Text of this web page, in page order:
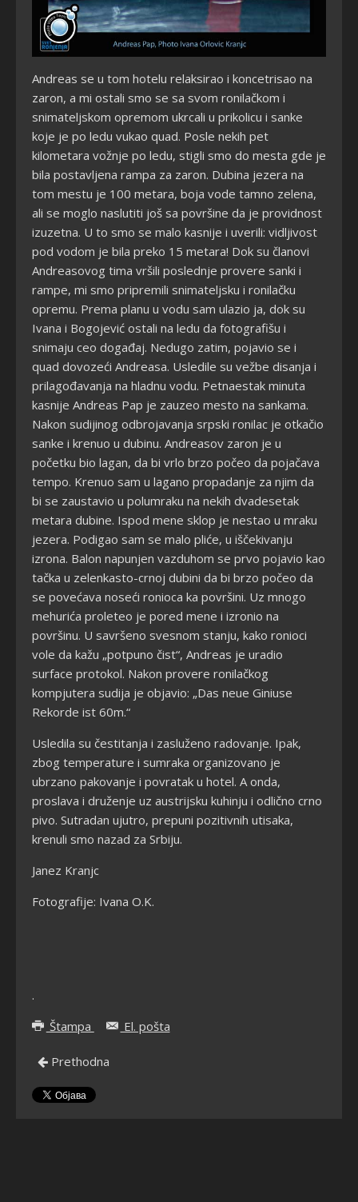
Andreas se u tom hotelu relaksirao i koncetrisao na
zaron, a mi ostali smo se sa svom ronilačkom i
snimateljskom opremom ukrcali u prikolicu i sanke
koje je po ledu vukao quad. Posle nekih pet
kilometara vožnje po ledu, stigli smo do mesta gde je
bila postavljena rampa za zaron. Dubina jezera na
tom mestu je 100 metara, boja vode tamno zelena,
ali se moglo naslutiti još sa površine da je providnost
izuzetna. U to smo se malo kasnije i uverili: vidljivost
pod vodom je bila preko 15 metara! Dok su članovi
Andreasovog tima vršili poslednje provere sanki i
rampe, mi smo pripremili snimateljsku i ronilačku
opremu. Prema planu u vodu sam ulazio ja, dok su
Ivana i Bogojević ostali na ledu da fotografišu i
snimaju ceo događaj. Nedugo zatim, pojavio se i
quad dovozeći Andreasa. Usledile su vežbe disanja i
prilagođavanja na hladnu vodu. Petnaestak minuta
kasnije Andreas Pap je zauzeo mesto na sankama.
Nakon sudijinog odbrojavanja srpski ronilac je otkačio
sanke i krenuo u dubinu. Andreasov zaron je u
početku bio lagan, da bi vrlo brzo počeo da pojačava
tempo. Krenuo sam u lagano propadanje za njim da
bi se zaustavio u polumraku na nekih dvadesetak
metara dubine. Ispod mene sklop je nestao u mraku
jezera. Podigao sam se malo pliće, u iščekivanju
izrona. Balon napunjen vazduhom se prvo pojavio kao
tačka u zelenkasto-crnoj dubini da bi brzo počeo da
se povećava noseći ronioca ka površini. Uz mnogo
mehurića proleteo je pored mene i izronio na
površinu. U savršeno svesnom stanju, kako ronioci
vole da kažu „potpuno čist“, Andreas je uradio
surface protokol. Nakon provere ronilačkog
kompjutera sudija je objavio: „Das neue Giniuse
Rekorde ist 60m.“
Usledila su čestitanja i zasluženo radovanje. Ipak,
zbog temperature i sumraka organizovano je
ubrzano pakovanje i povratak u hotel. A onda,
proslava i druženje uz austrijsku kuhinju i odlično crno
pivo. Sutradan ujutro, prepuni pozitivnih utisaka,
krenuli smo nazad za Srbiju.
Janez Kranjc
Fotografije: Ivana O.K.
.
Štampa
El. pošta
Prethodna